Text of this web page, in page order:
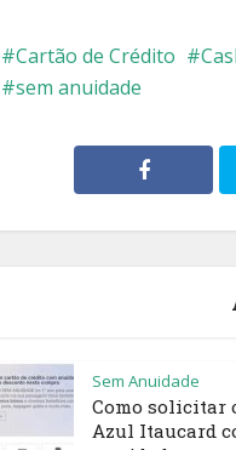
Cartão de Crédito
sem anuidade
Sem Anuidade
Como solicitar
Azul Itaucard